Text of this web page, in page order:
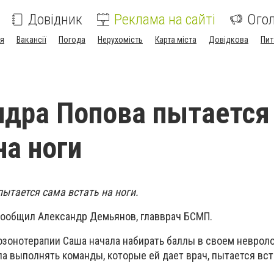
Довідник Реклама на сайті
Вакансії Погода Нерухомість Карта міста Довідкова
Попова
ноги
сама встать на ноги.
Александр Демьянов, главврач БСМП.
Саша начала набирать баллы в своем
выполнять команды, которые ей дает врач, пытается